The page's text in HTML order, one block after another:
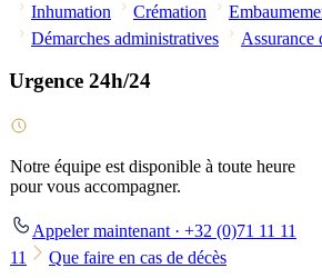
Inhumation Crémation
Démarches administratives
Assurance
Urgence 24h/24
Notre équipe est disponible à toute heure
pour vous accompagner.
Appeler maintenant · +32 (0)71 11 11
11
Que faire en cas de décès